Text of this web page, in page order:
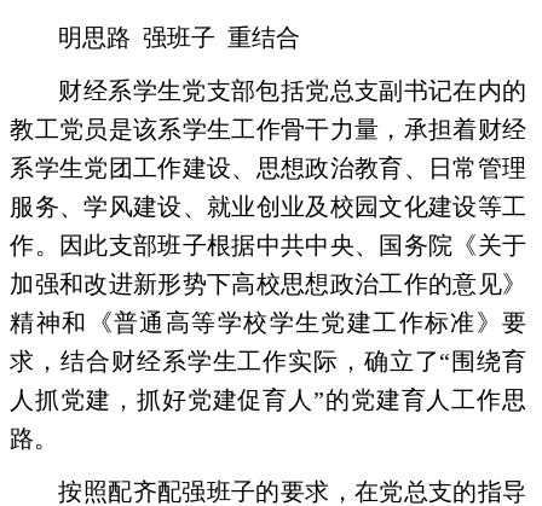
明思路 强班子 重结合
财经系学生党支部包括党总支副书记在内的
教工党员是该系学生工作骨干力量，承担着财经
系学生党团工作建设、思想政治教育、日常管理
服务、学风建设、就业创业及校园文化建设等工
作。因此支部班子根据中共中央、国务院《关于
加强和改进新形势下高校思想政治工作的意见》
精神和《普通高等学校学生党建工作标准》要
求，结合财经系学生工作实际，确立了“围绕育
人抓党建，抓好党建促育人”的党建育人工作思
路。
按照配齐配强班子的要求，在党总支的指导